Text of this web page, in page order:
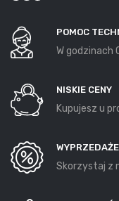
POMOC
W godzinach
NISKIE CENY
Kupujesz u
WYPRZEDAŻE
Skorzystaj z